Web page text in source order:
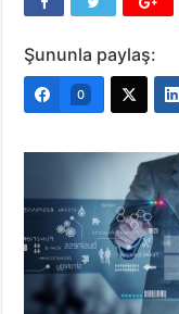
Şununla paylaş:
0